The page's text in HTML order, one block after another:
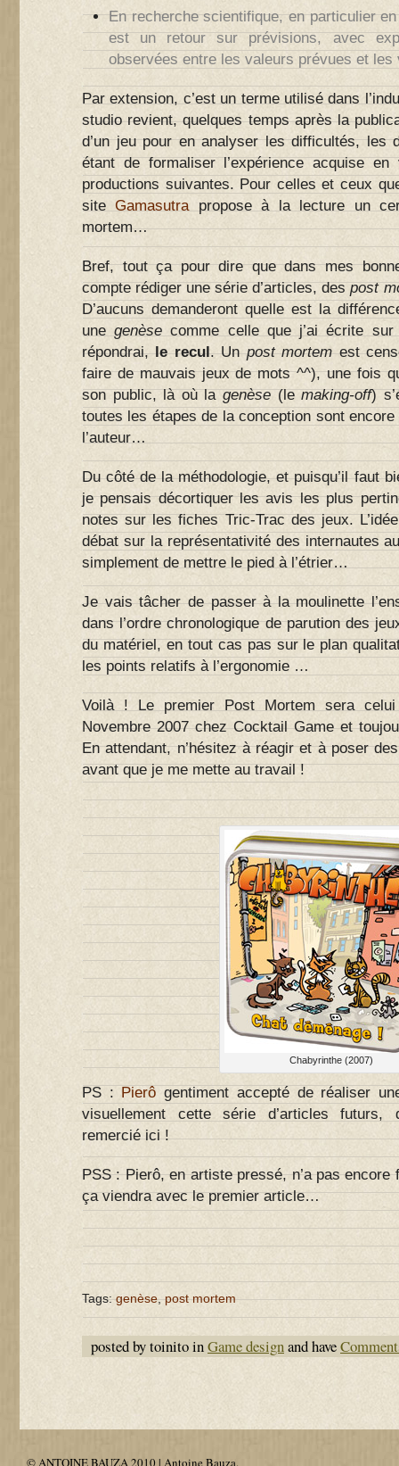
En recherche scientifique, en particulier
est un retour surprévisions, avec
observées entre les valeurs prévues et les
Par extension, c’est un terme utilisé dans
studio revient, quelques temps après la
d’un jeu pour en analyser les difficultés, les
étant de formaliser l’expérience acquise
productions suivantes. Pour celles et ceux
siteGamasutrapropose à la lecture un
mortem…
Bref, tout ça pour dire que dans mes
compte rédiger une série d’articles, despost
D’aucuns demanderont quelle est la
unegenèse comme celle que j’ai écrite
répondrai,le recul. Unpost mortemest
faire de mauvais jeux de mots ^^), une fois
son public, là où lagenèse(lemaking-off)
toutes les étapes de la conception sont
l’auteur…
Du côté de la méthodologie, et puisqu’il faut
je pensais décortiquer les avis les plus
notes sur les fiches Tric-Trac des jeux.
débat sur la représentativité des internautes
simplement de mettre le pied à l’étrier…
Je vais tâcher de passer à la moulinette
dans l’ordre chronologique de parution des
du matériel, en tout cas pas sur le plan
les points relatifs à l’ergonomie …
Voilà ! Le premier Post Mortem sera
Novembre 2007 chez Cocktail Game et
En attendant, n’hésitez à réagir et à poser
avant que je me mette au travail !
Chabyrinthe (2007)
PS : Pierô gentiment accepté de réaliser
visuellement cette série d’articles futurs,
remercié ici !
PSS : Pierô, en artiste pressé, n’a pas
ça viendra avec le premier article…
Tags:genèse,post mortem
posted by toinito inGame designand have
© ANTOINE BAUZA 2010 | Antoine Bauza.